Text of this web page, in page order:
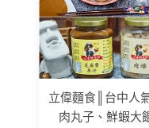
立偉麵食║台中人
肉丸子、鮮蝦大